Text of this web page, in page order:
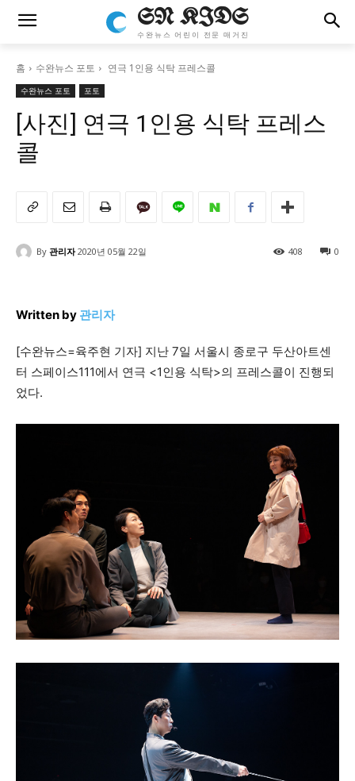
SN KIDS
수완뉴스 어린이 전문 매거진
홈 수완뉴스 포토 연극 1인용 식탁 프레스콜
수완뉴스 포토 포토
[사진] 연극 1인용 식탁 프레스
콜
By 관리자 2020년 05월 22일 0
408
Written by 관리자
[수완뉴스=육주현 기자] 지난 7일 서울시 종로구 두산아트센
터 스페이스111에서 연극 <1인용 식탁>의 프레스콜이 진행되
었다.